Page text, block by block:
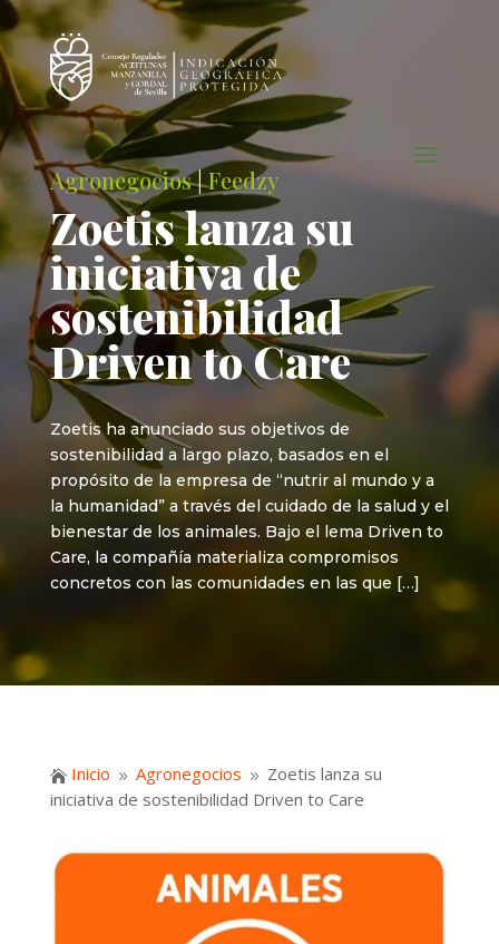
Agronegocios|Feedzy
Zoetis lanza su
iniciativa de
sostenibilidad
Driven to Care
Zoetis ha anunciado sus objetivos de
sostenibilidad a largo plazo, basados en el
propósito de la empresa de “nutrir al mundo y a
la humanidad” a través del cuidado de la salud y el
bienestar de los animales. Bajo el lema Driven to
Care, la compañía materializa compromisos
concretos con las comunidades en las que […]
 Inicio 9 Agronegocios 9 Zoetis lanza su
iniciativa de sostenibilidad Driven to Care